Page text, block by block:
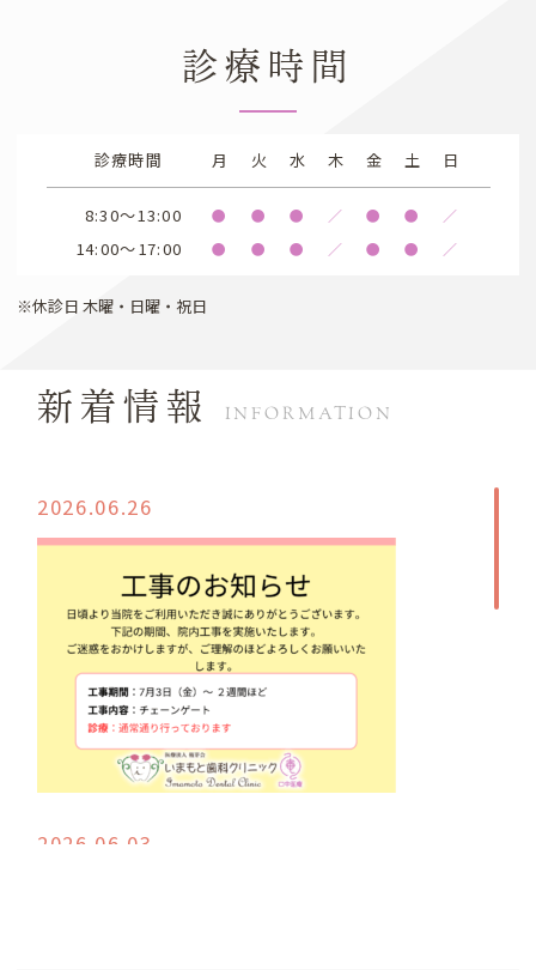
診療時間
診療時間 月 火 水 木 金 土 日
8:30～13:00 ● ● ● ／ ● ● ／
14:00～17:00 ● ● ● ／ ● ● ／
※休診日 木曜・日曜・祝日
新着情報 INFORMATION
2026.06.26
2026.06.03